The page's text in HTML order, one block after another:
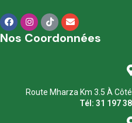
Nos Coordonnées
Route Mharza Km 3.5 À
Tél: 31 197